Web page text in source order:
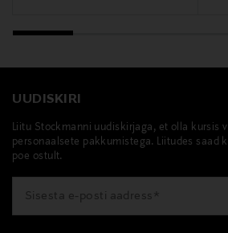
UUDISKIRI
Liitu Stockmanni uudiskirjaga, et olla kursis
personaalsete pakkumistega. Liitudes saad
poe ostult.